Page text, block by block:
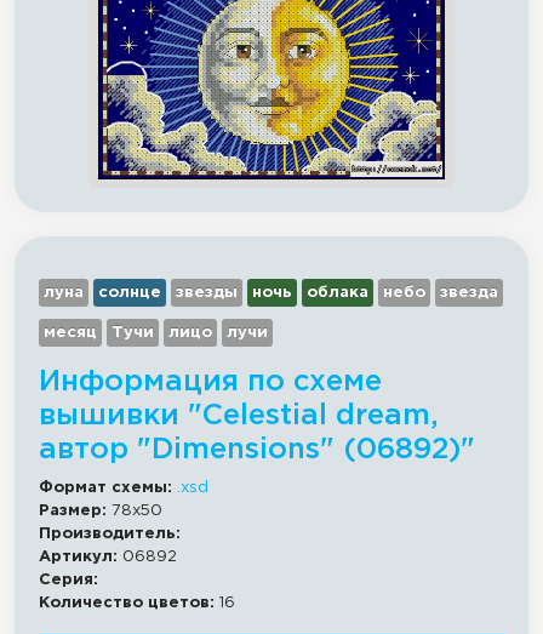
луна солнце звезды ночь облака небо звезда
месяц Тучи лицо лучи
Информация по схеме
вышивки "Celestial dream,
автор "Dimensions" (06892)"
Формат схемы:
.xsd
Размер:
78x50
Производитель:
Артикул: 06892
Серия:
Количество цветов: 16